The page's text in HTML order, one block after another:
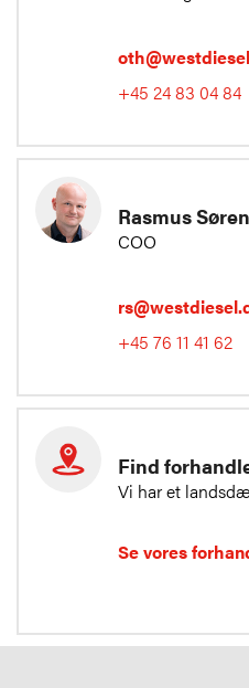
+45 24 83 04 84
Rasmus
COO
+45 76 11 41 62
Find
Vi har et
Se vores